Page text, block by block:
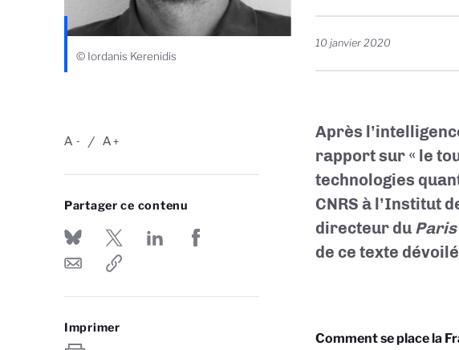
© Iordanis Kerenidis
-
A +
A
Partager ce contenu
Imprimer
10 janvier 2020
Après
rapport sur « le
technologies
CNRS à l’Institut
directeur du Paris
de ce texte
Comment se place la